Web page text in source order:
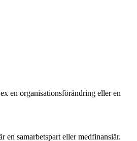
en organisationsförändring eller en
samarbetspart eller medfinansiär.